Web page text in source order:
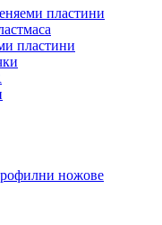
пластини
пластини
ножове